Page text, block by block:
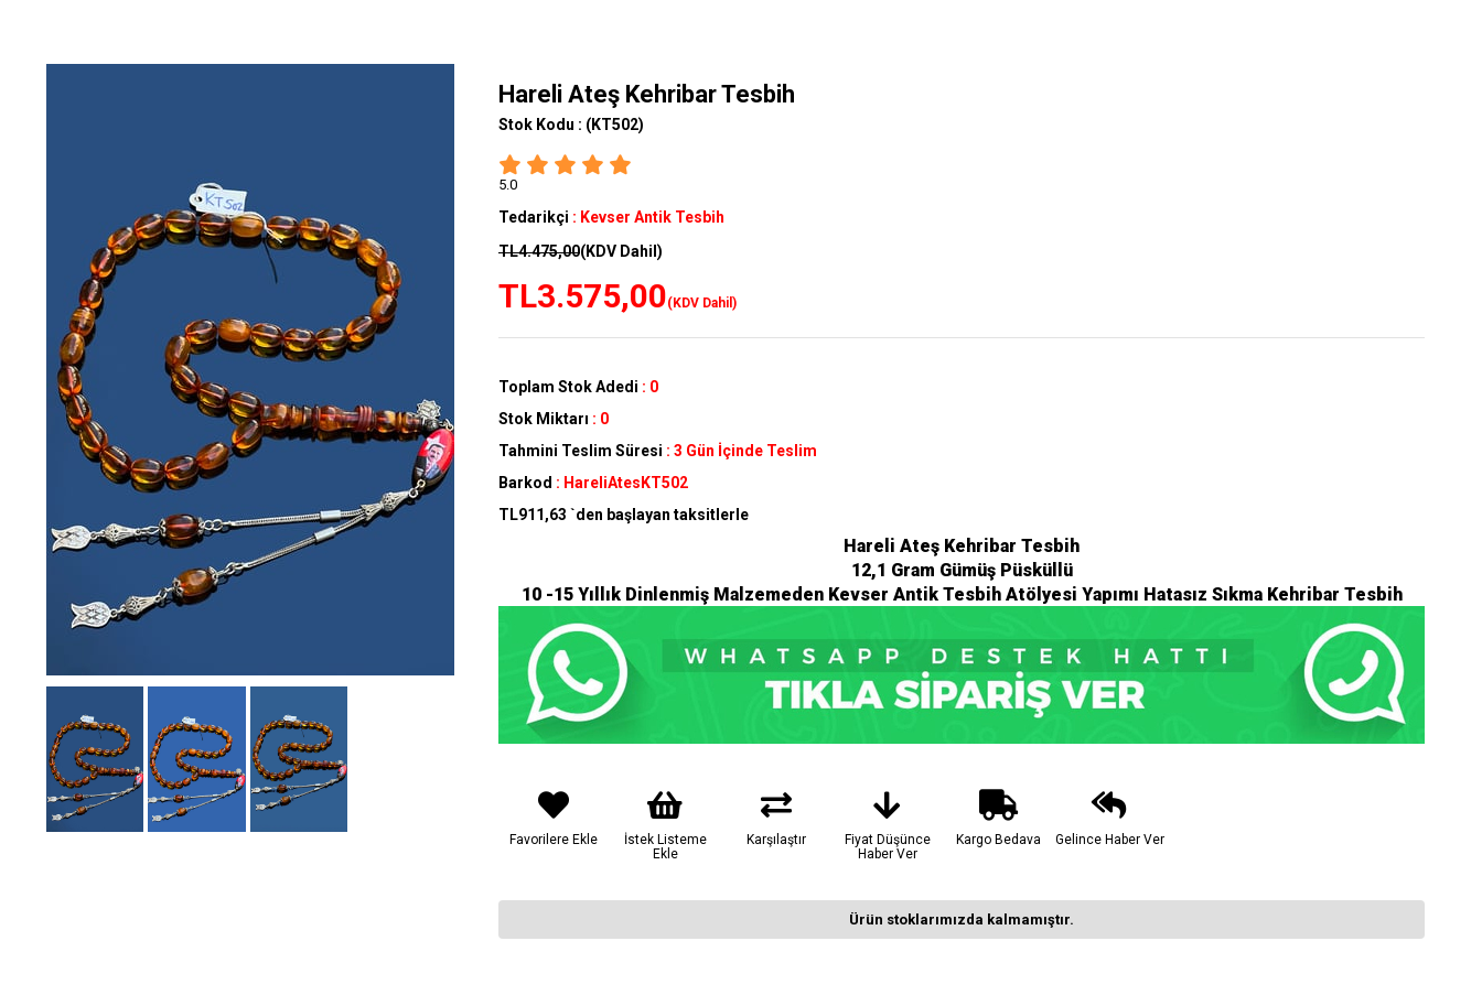
Hareli Ateş Kehribar Tesbih
Stok Kodu : (KT502)
5.0
Tedarikçi : Kevser Antik Tesbih
TL4.475,00(KDV Dahil)
TL3.575,00(KDV Dahil)
Toplam Stok Adedi : 0
Stok Miktarı : 0
Tahmini Teslim Süresi : 3 Gün İçinde Teslim
Barkod : HareliAtesKT502
TL911,63 `den başlayan taksitlerle
Hareli Ateş Kehribar Tesbih
12,1 Gram Gümüş Püsküllü
10 -15 Yıllık Dinlenmiş Malzemeden Kevser Antik Tesbih Atölyesi Yapımı Hatasız Sıkma Kehribar Tesbih
Favorilere Ekle
İstek Listeme
Ekle
Karşılaştır
Fiyat Düşünce
Haber Ver
Kargo Bedava Gelince Haber Ver
Ürün stoklarımızda kalmamıştır.